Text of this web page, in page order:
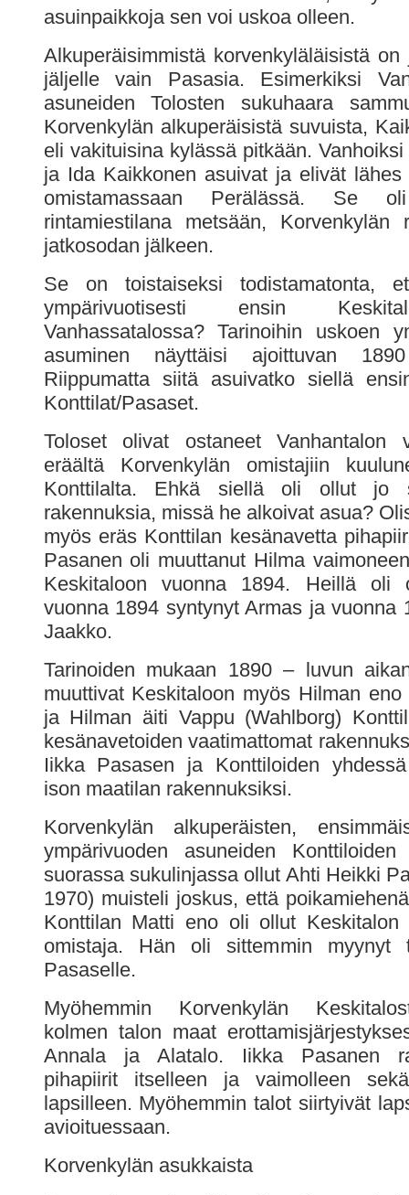
asuinpaikkoja sen voi uskoa olleen.
Alkuperäisimmistä korvenkyläläisistä
jäljelle vain Pasasia. Esimerkiksi
asuneiden Tolosten sukuhaara
Korvenkylän alkuperäisistä suvuista,
eli vakituisina kylässä pitkään. Vanhoiksi
ja Ida Kaikkonen asuivat ja elivät lähes
omistamassaan Perälässä. Se
rintamiestilana metsään, Korvenkylän
jatkosodan jälkeen.
Se on toistaiseksi todistamatonta,
ympärivuotisesti ensin
Vanhassatalossa? Tarinoihin uskoen
asuminen näyttäisi ajoittuvan
Riippumatta siitä asuivatko siellä
Konttilat/Pasaset.
Toloset olivat ostaneet Vanhantalon
eräältä Korvenkylän omistajiin
Konttilalta. Ehkä siellä oli ollut jo
rakennuksia, missä he alkoivat asua?
myös eräs Konttilan kesänavetta
Pasanen oli muuttanut Hilma
Keskitaloon vuonna 1894. Heillä oli
vuonna 1894 syntynyt Armas ja vuonna
Jaakko.
Tarinoiden mukaan 1890 – luvun
muuttivat Keskitaloon myös Hilman
ja Hilman äiti Vappu (Wahlborg)
kesänavetoiden vaatimattomat
Iikka Pasasen ja Konttiloiden
ison maatilan rakennuksiksi.
Korvenkylän alkuperäisten,
ympärivuoden asuneiden
suorassa sukulinjassa ollut Ahti Heikki
1970) muisteli joskus, että
Konttilan Matti eno oli ollut Keskitalon
omistaja. Hän oli sittemmin myynyt
Pasaselle.
Myöhemmin Korvenkylän
kolmen talon maat
Annala ja Alatalo. Iikka Pasanen
pihapiirit itselleen ja vaimolleen
lapsilleen. Myöhemmin talot siirtyivät
avioituessaan.
Korvenkylän asukkaista